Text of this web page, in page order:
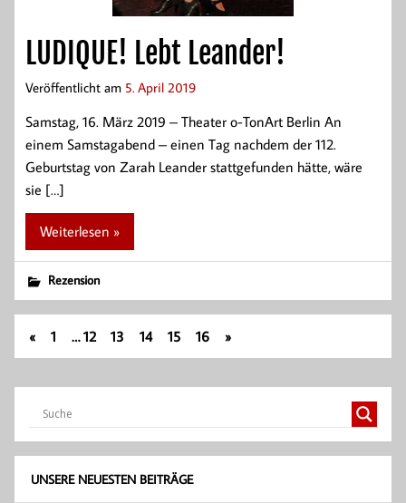
LUDIQUE! Lebt Leander!
Veröffentlicht am 5. April 2019
Samstag, 16. März 2019 – Theater o-TonArt Berlin An
einem Samstagabend – einen Tag nachdem der 112.
Geburtstag von Zarah Leander stattgefunden hätte, wäre
sie […]
Weiterlesen »
Rezension
« 1 … 12 13 14 15 16 »
UNSERE NEUESTEN BEITRÄGE